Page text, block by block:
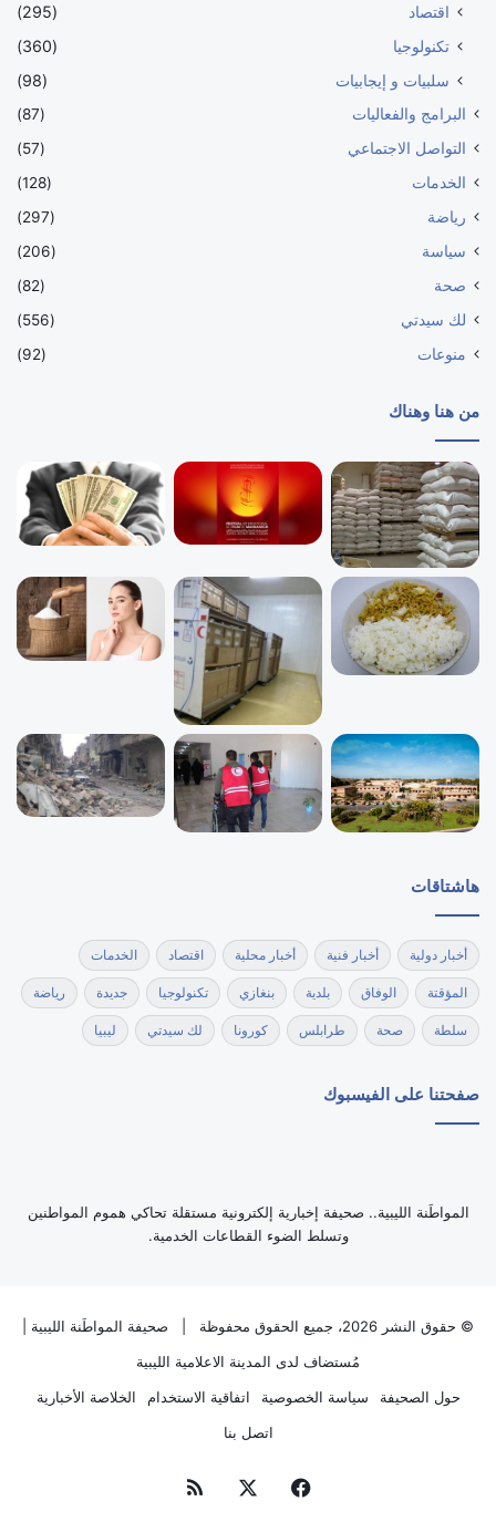
اقتصاد
(295)
تكنولوجيا
(360)
سلبيات و إيجابيات
(98)
البرامج والفعاليات
(87)
التواصل الاجتماعي
(57)
الخدمات
(128)
رياضة
(297)
سياسة
(206)
صحة
(82)
لك سيدتي
(556)
منوعات
(92)
من هنا وهناك
هاشتاقات
أخبار دولية أخبار فنية أخبار محلية اقتصاد الخدمات
المؤقتة الوفاق بلدية بنغازي تكنولوجيا جديدة رياضة
سلطة صحة طرابلس كورونا لك سيدتي ليبيا
صفحتنا على الفيسبوك
‏المواطَنة الليبية.. صحيفة إخبارية إلكترونية مستقلة تحاكي هموم المواطنين
وتسلط الضوء القطاعات الخدمية.
© حقوق النشر 2026، جميع الحقوق محفوظة | صحيفة المواطَنة الليبية
مُستضاف لدى المدينة الاعلامية الليبية
حول الصحيفة
سياسة الخصوصية اتفاقية الاستخدام
الخلاصة الأخبارية
اتصل بنا
فيسبوك ملخص